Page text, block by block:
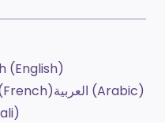
(English)
العربية (Arabic)